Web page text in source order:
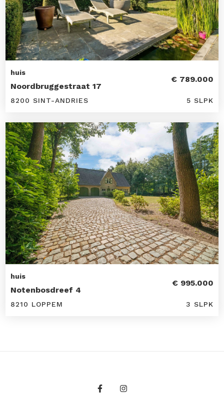
huis
Noordbruggestraat 17
€ 789.000
8200 SINT-ANDRIES 5 SLPK
huis
Notenbosdreef 4
€ 995.000
8210 LOPPEM 3 SLPK